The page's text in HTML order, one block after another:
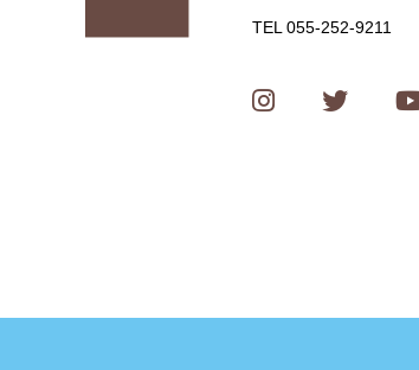
TEL 055-252-9211